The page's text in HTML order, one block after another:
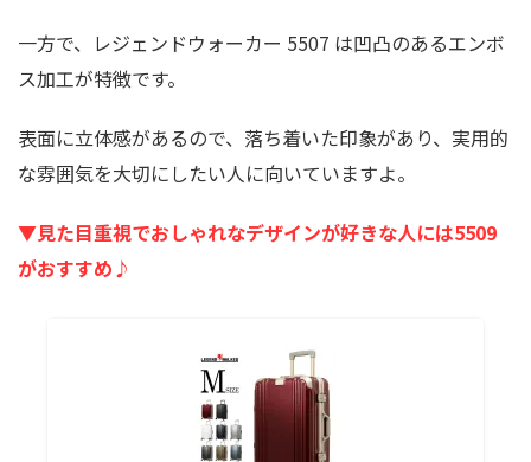
一方で、レジェンドウォーカー 5507 は凹凸のあるエンボ
ス加工が特徴です。
表面に立体感があるので、落ち着いた印象があり、実用的
な雰囲気を大切にしたい人に向いていますよ。
▼見た目重視でおしゃれなデザインが好きな人には5509
がおすすめ♪